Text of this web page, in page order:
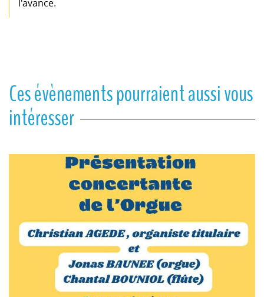
l'avance.
Ces évènements pourraient aussi vous
intéresser